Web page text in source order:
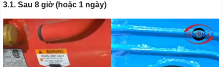
3.1. Sau 8 giờ (hoặc 1 ngày)